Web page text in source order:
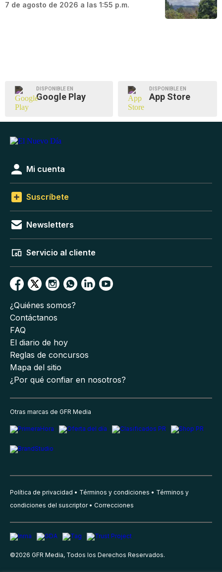
7 de agosto de 2026 a las 1:55 p.m.
DISPONIBLE EN
Google Play
DISPONIBLE EN
App Store
Mi cuenta
Suscríbete
Newsletters
Servicio al cliente
¿Quiénes somos?
Contáctanos
FAQ
El diario de hoy
Reglas de concursos
Mapa del sitio
¿Por qué confiar en nosotros?
Otras marcas de GFR Media
Política de privacidad Términos y condiciones
Términos y
condiciones del suscriptor
Correcciones
©2026 GFR Media, Todos los Derechos Reservados.